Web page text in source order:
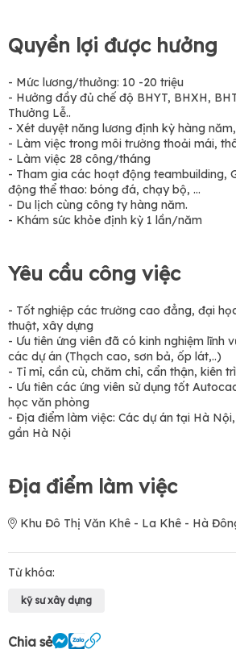
Quyền lợi được hưởng
- Mức lương/thưởng: 10 -20 triệu
- Hưởng đầy đủ chế độ BHYT, BHXH,
Thưởng Lễ..
- Xét duyệt năng lương định kỳ hàng
- Làm việc trong môi trường thoải mái,
- Làm việc 28 công/tháng
- Tham gia các hoạt động teambuilding,
động thể thao: bóng đá, chạy bộ, …
- Du lịch cùng công ty hàng năm.
- Khám sức khỏe định kỳ 1 lần/năm
Yêu cầu công việc
- Tốt nghiệp các trường cao đẳng, đại
thuật, xây dựng
- Ưu tiên ứng viên đã có kinh nghiệm lĩnh
các dự án (Thạch cao, sơn bả, ốp lát,..)
- Tỉ mỉ, cần cù, chăm chỉ, cẩn thận, kiên
- Ưu tiên các ứng viên sử dụng tốt
học văn phòng
- Địa điểm làm việc: Các dự án tại Hà
gần Hà Nội
Địa điểm làm việc
Khu Đô Thị Văn Khê - La Khê - Hà
Từ khóa:
kỹ sư xây dựng
Chia sẻ